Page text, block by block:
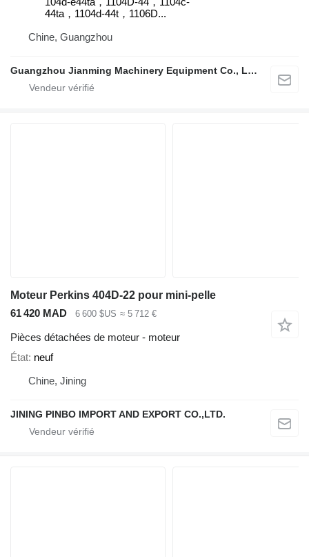
44ta，1104d-44t，1106D...
Chine, Guangzhou
Guangzhou Jianming Machinery Equipment Co., Ltd.
Moteur Perkins 404D-22 pour mini-pelle
61 420 MAD
6 600 $US ≈ 5 712 €
Pièces détachées de moteur - moteur
État neuf
Chine, Jining
JINING PINBO IMPORT AND EXPORT CO.,LTD.